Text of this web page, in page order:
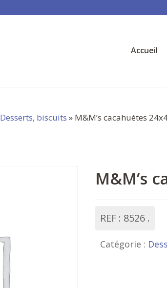
Accueil
Desserts, biscuits » M&M’s cacahuètes
M&M’s
REF : 8526
Catégorie :